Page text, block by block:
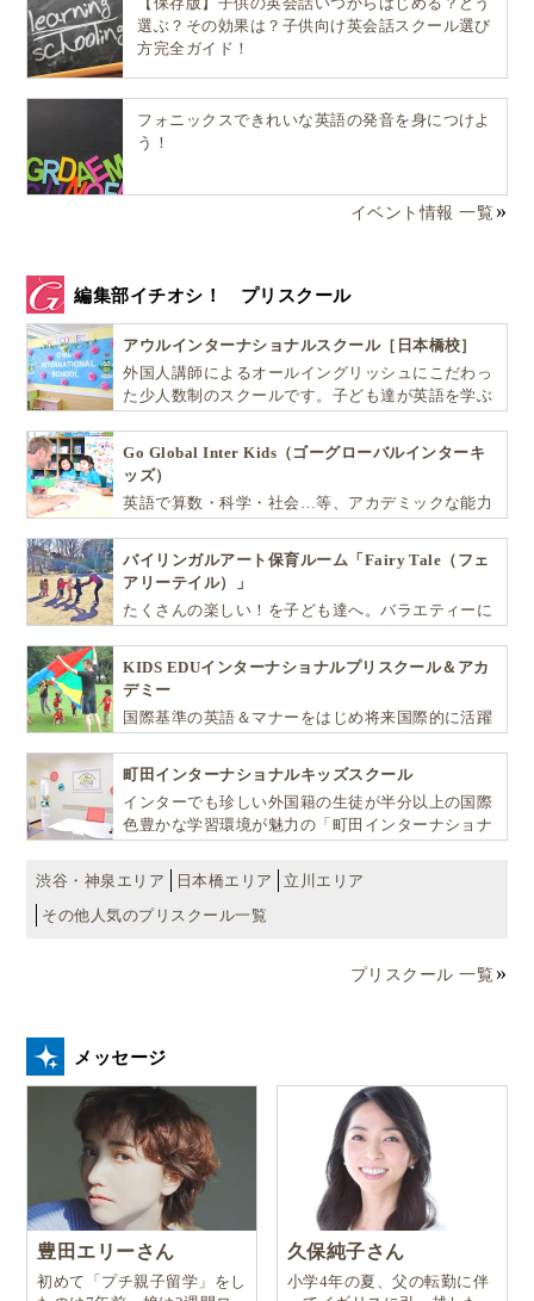
選ぶ？その効果は？子供向け英会話スクール選び
方完全ガイド！
フォニックスできれいな英語の発音を身につけよ
う！
イベント情報 一覧
編集部イチオシ！ プリスクール
アウルインターナショナルスクール［日本橋校］
外国人講師によるオールイングリッシュにこだわっ
た少人数制のスクールです。子ども達が英語を学ぶ
Go Global Inter Kids（ゴーグローバルインターキ
ッズ）
英語で算数・科学・社会…等、アカデミックな能力
を育む少人数制のプリスクールです。
バイリンガルアート保育ルーム「Fairy Tale（フェ
アリーテイル）」
たくさんの楽しい！を子ども達へ。バラエティーに
『生きる力』を育てます。
KIDS EDUインターナショナルプリスクール＆アカ
デミー
国際基準の英語＆マナーをはじめ将来国際的に活躍
EDU（キッズ・エデュ）」は幼児から小学生まで一
貫して学べる充実のカリキュラムが魅力です
町田インターナショナルキッズスクール
インターでも珍しい外国籍の生徒が半分以上の国際
色豊かな学習環境が魅力の「町田インターナショナ
渋谷・神泉エリア
日本橋エリア
立川エリア
その他人気のプリスクール一覧
プリスクール 一覧
メッセージ
豊田エリーさん
初めて「プチ親子留学」をし
久保純子さん
小学4年の夏、父の転勤に伴